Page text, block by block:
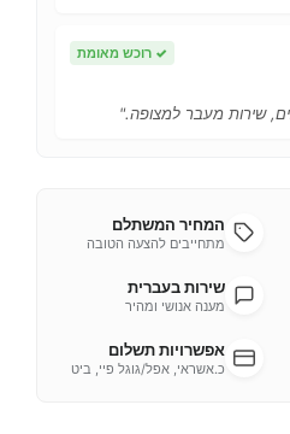
✓ רוכש מאומת
שירות מעבר למצופה."
המחיר המשתלם
מתחייבים להצעה הטובה
שירות בעברית
מענה אנושי ומהיר
אפשרויות תשלום
כ.אשראי, אפל/גוגל פיי, ביט